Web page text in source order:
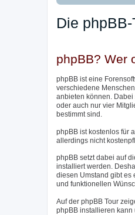
Die phpBB-
phpBB? Wer
phpBB ist eine
verschiedene
anbieten können.
oder auch nur vier
bestimmt sind.
phpBB ist kostenlos für
allerdings nicht
phpBB setzt dabei auf
installiert werden.
diesen Umstand gibt es
und funktionellen
Auf der phpBB Tour
phpBB installieren kann